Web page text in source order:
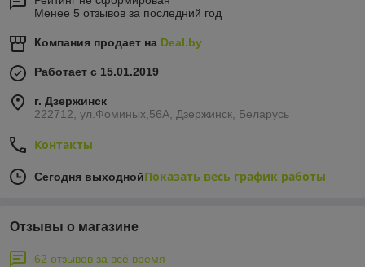
Менее 5 отзывов за последний год
Компания продает на Deal.by
Работает с 15.01.2019
г. Дзержинск
222712, ул.Фоминых,56А, Дзержинск, Беларусь
Контакты
Сегодня выходнойПоказать весь график работы
Отзывы о магазине
62 отзывов за всё время